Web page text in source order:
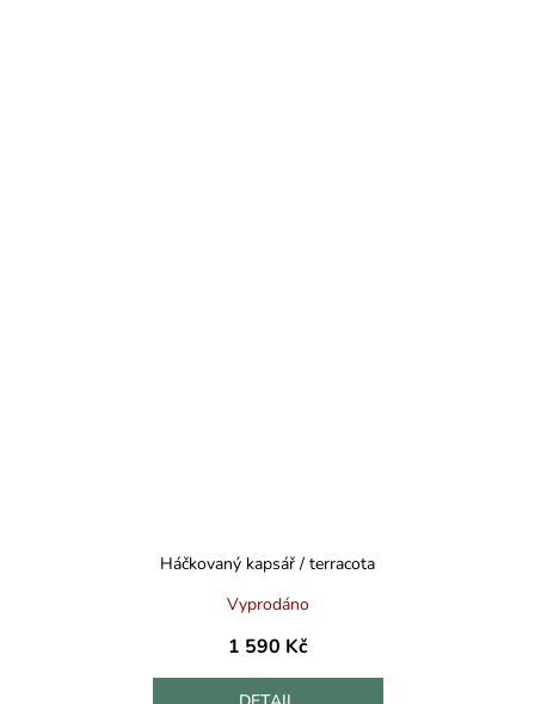
Háčkovaný kapsář / terracota
Vyprodáno
1 590 Kč